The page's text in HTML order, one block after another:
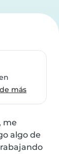
más
me
algo de